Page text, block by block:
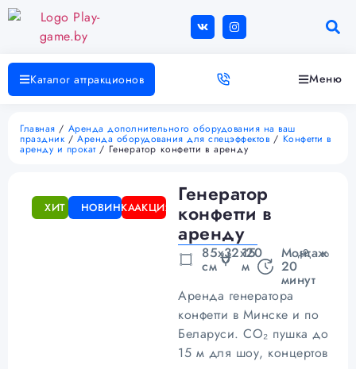
Каталог аттракционов Меню
Главная / Аренда дополнительного оборудования на ваш
праздник /Аренда оборудования для спецэффектов / Конфетти в
аренду и прокат/ Генератор конфетти в аренду
АКЦИЯ
НОВИНКА
ХИТ
Генератор
конфетти в
аренду
85х32х20
см
15
м
Монтаж
20
минут
∞
Аренда генератора
конфетти в Минске и по
Беларуси. CO₂ пушка до
15 м для шоу, концертов